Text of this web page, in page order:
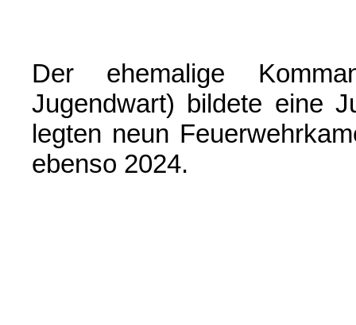
Der ehemalige
Jugendwart) bildete eine
legten neun
ebenso 2024.